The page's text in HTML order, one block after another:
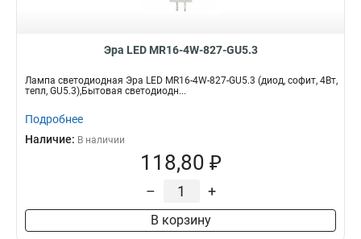
Эра LED MR16-4W-827-GU5.3
Лампа светодиодная Эра LED MR16-4W-827-GU5.3 (диод, софит, 4Вт,
тепл, GU5.3),Бытовая светодиодн...
Подробнее
Наличие: В наличии
118,80 ₽
– +
В корзину